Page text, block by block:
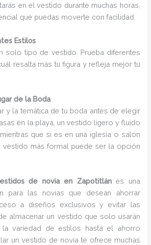
en el vestido durante muchas horas,
que puedas moverte con facilidad.
Estilos
solo tipo de vestido. Prueba diferentes
resalta más tu figura y refleja mejor tu
de la Boda
y la temática de tu boda antes de elegir
en la playa, un vestido ligero y fluido
que si es en una iglesia o salón
vestido más formal puede ser la opción
de novia en Zapotitlánes una
para las novias que desean ahorrar
a diseños exclusivos y evitar las
almacenar un vestido que solo usarán
la variedad de estilos hasta el ahorro
un vestido de novia te ofrece muchas